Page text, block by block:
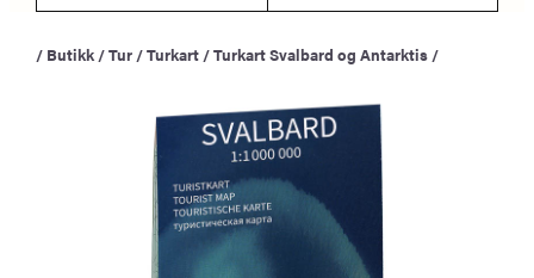
r/ Butikk /Tur /Turkart /Turkart Svalbard og Antarktis /